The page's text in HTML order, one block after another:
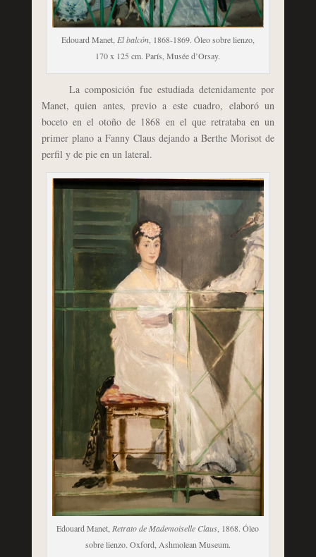
Edouard Manet, El balcón, 1868-1869. Óleo sobre lienzo,
170 x 125 cm. París, Musée d’Orsay.
La composición fue estudiada detenidamente por
Manet, quien antes, previo a este cuadro, elaboró un
boceto en el otoño de 1868 en el que retrataba en un
primer plano a Fanny Claus dejando a Berthe Morisot de
perfil y de pie en un lateral.
Edouard Manet, Retrato de Mademoiselle Claus , 1868. Óleo
sobre lienzo. Oxford, Ashmolean Museum.